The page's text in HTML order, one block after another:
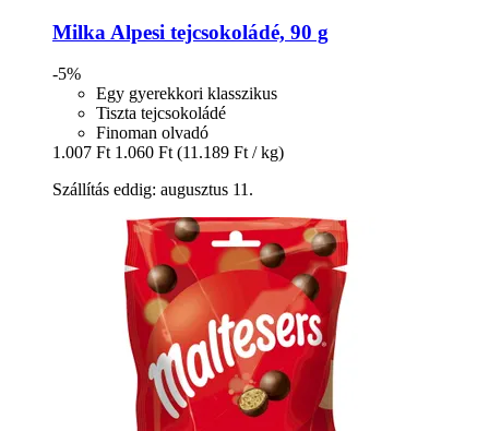
Milka Alpesi tejcsokoládé, 90 g
-5%
Egy gyerekkori klasszikus
Tiszta tejcsokoládé
Finoman olvadó
1.007 Ft 1.060 Ft (11.189 Ft / kg)
Szállítás eddig: augusztus 11.